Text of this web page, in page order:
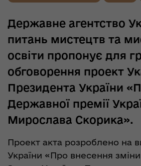
Державне агентство
питань мистецтв та
освіти пропонує для
обговорення проект
Президента України
Державної премії
Мирослава Скорика».
Проект акта розроблено на
України «Про внесення зміни